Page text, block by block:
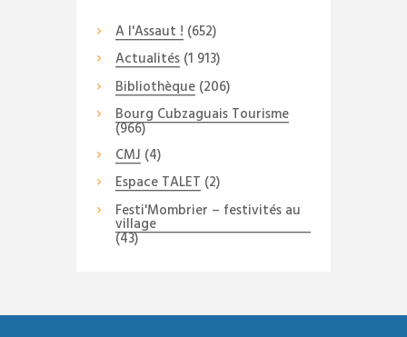
A l'Assaut ! (652)
Actualités(1 913)
Bibliothèque(206)
Bourg Cubzaguais Tourisme
(966)
CMJ (4)
Espace TALET (2)
Festi'Mombrier – festivités au
village
(43)